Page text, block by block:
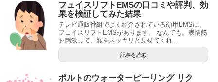
フェイスリフトEMSの口コミや評判、効
果を検証してみた結果
テレビ通販番組でよく紹介されている顔用EMSに、
フェイスリフトEMSがあります。 なんでも、表情筋
を刺激して、顔をスッキリと見せてくれ...
記事を読む
ポルトのウォーターピーリング リク